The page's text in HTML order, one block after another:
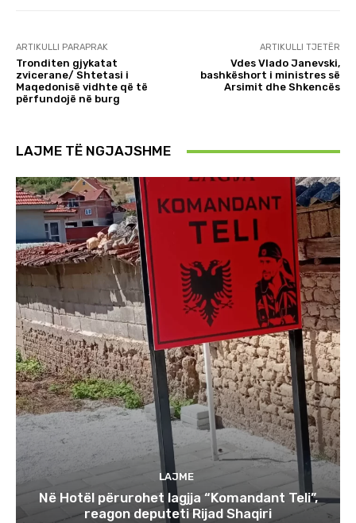
ARTIKULLI PARAPRAK
Tronditen gjykatat
zvicerane/ Shtetasi i
Maqedonisë vidhte që të
përfundojë në burg
ARTIKULLI TJETËR
Vdes Vlado Janevski,
bashkëshort i ministres së
Arsimit dhe Shkencës
LAJME TË NGJAJSHME
LAJME
Në Hotël përurohet lagjja “Komandant Teli”,
reagon deputeti Rijad Shaqiri